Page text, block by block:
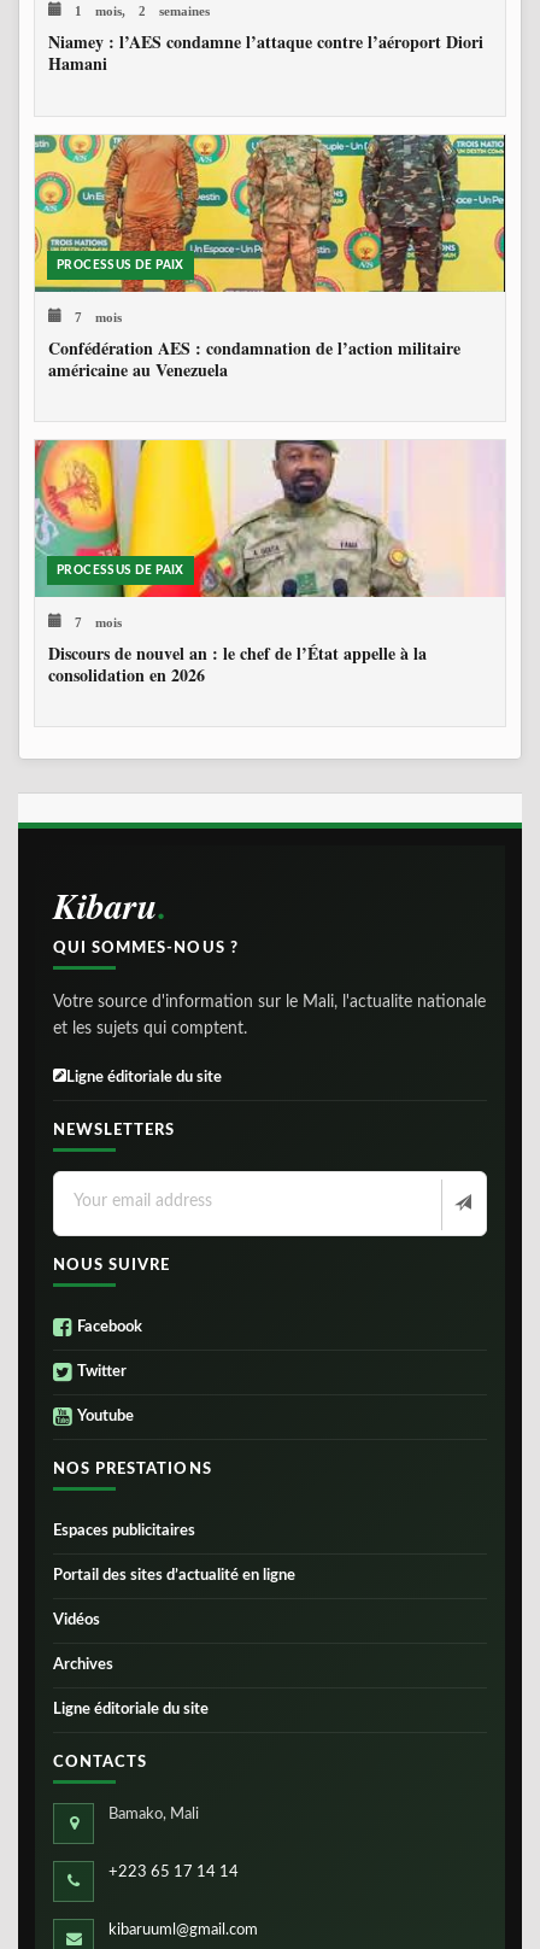
1 mois, 2 semaines
Niamey : l’AES condamne l’attaque contre l’aéroport Diori
Hamani
PROCESSUS DE PAIX
7 mois
Confédération AES : condamnation de l’action militaire
américaine au Venezuela
PROCESSUS DE PAIX
7 mois
Discours de nouvel an : le chef de l’État appelle à la
consolidation en 2026
Kibaru
QUI SOMMES-NOUS ?
Votre source d'information sur le Mali, l'actualite nationale
et les sujets qui comptent.
Ligne éditoriale du site
NEWSLETTERS
NOUS SUIVRE
Facebook
Twitter
Youtube
NOS PRESTATIONS
Espaces publicitaires
Portail des sites d’actualité en ligne
Vidéos
Archives
Ligne éditoriale du site
CONTACTS
Bamako, Mali
+223 65 17 14 14
kibaruuml@gmail.com